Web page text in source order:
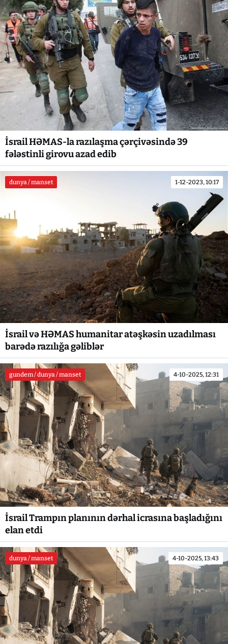
İsrail HƏMAS-la razılaşma çərçivəsində 39
fələstinli girovu azad edib
dunya / manset 1-12-2023, 10:17
İsrail və HƏMAS humanitar atəşkəsin uzadılması
barədə razılığa gəliblər
gundem / dunya / manset 4-10-2025, 12:31
İsrail Trampın planının dərhal icrasına başladığını
elan etdi
dunya / manset 4-10-2025, 13:43